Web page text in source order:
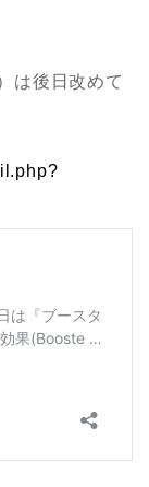
は後日改めて